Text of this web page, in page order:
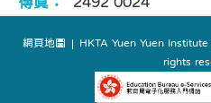
網頁地圖
| HKTA Yuen Yuen
rights